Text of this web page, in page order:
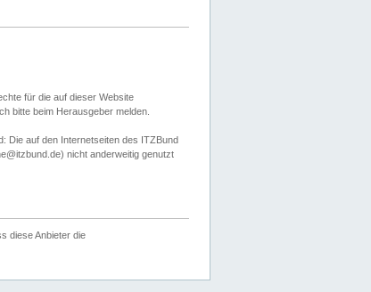
für die auf dieser Website
bitte beim Herausgeber melden.
Die auf den Internetseiten des ITZBund
nicht anderweitig genutzt
diese Anbieter die